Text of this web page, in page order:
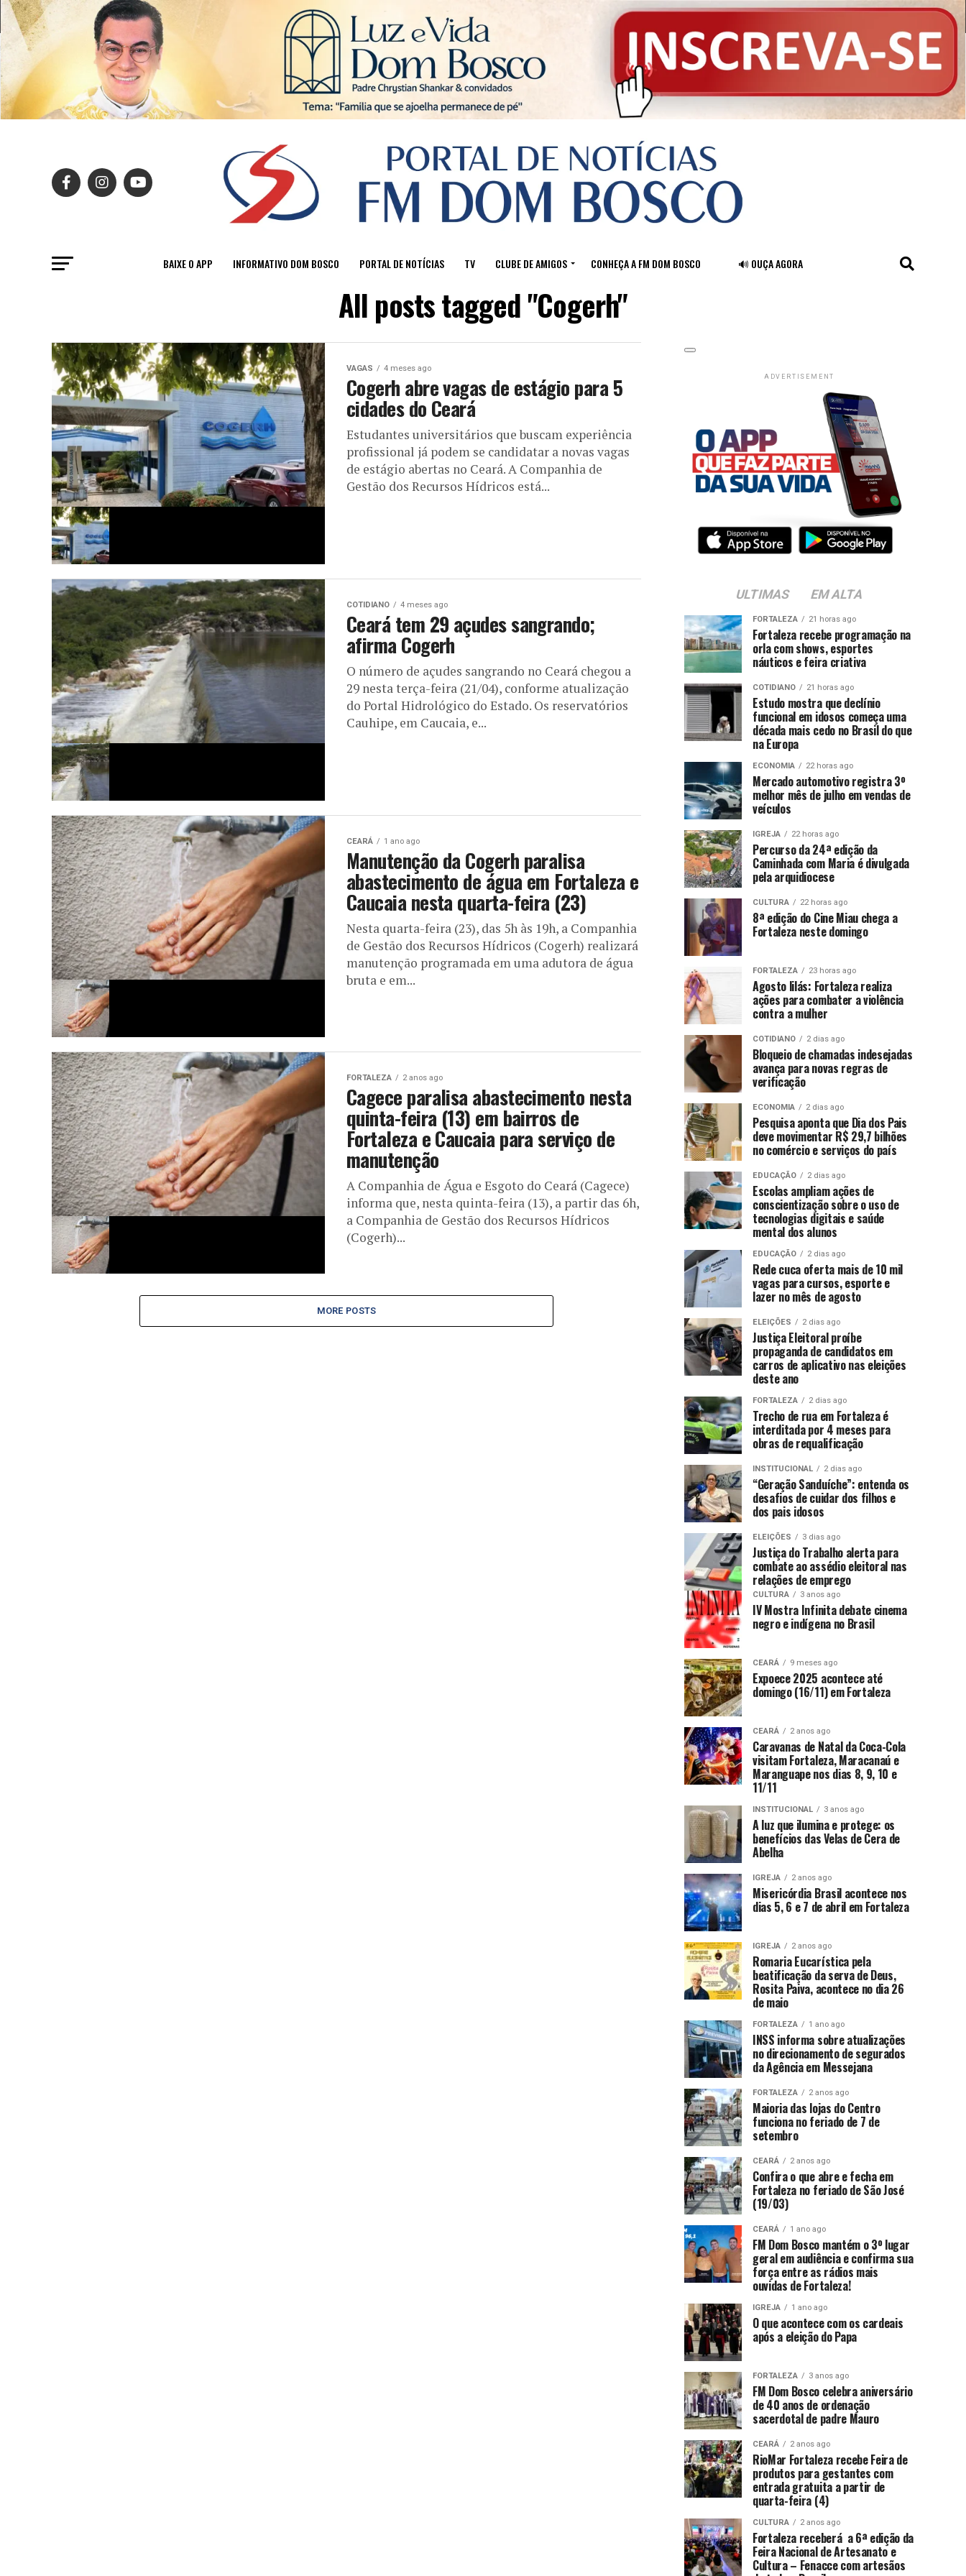
BAIXE O APP INFORMATIVO DOM BOSCO PORTAL DE NOTÍCIAS TV CLUBE DE AMIGOS CONHEÇA A FM DOM BOSCO 🔊 OUÇA AGORA
All posts tagged "Cogerh"
VAGAS 4 meses ago
Cogerh abre vagas de estágio para 5
cidades do Ceará
Estudantes universitários que buscam experiência
profissional já podem se candidatar a novas vagas
de estágio abertas no Ceará. A Companhia de
Gestão dos Recursos Hídricos está...
COTIDIANO 4 meses ago
Ceará tem 29 açudes sangrando;
afirma Cogerh
O número de açudes sangrando no Ceará chegou a
29 nesta terça-feira (21/04), conforme atualização
do Portal Hidrológico do Estado. Os reservatórios
Cauhipe, em Caucaia, e...
CEARÁ 1 ano ago
Manutenção da Cogerh paralisa
abastecimento de água em Fortaleza e
Caucaia nesta quarta-feira (23)
Nesta quarta-feira (23), das 5h às 19h, a Companhia
de Gestão dos Recursos Hídricos (Cogerh) realizará
manutenção programada em uma adutora de água
bruta e em...
FORTALEZA 2 anos ago
Cagece paralisa abastecimento nesta
quinta-feira (13) em bairros de
Fortaleza e Caucaia para serviço de
manutenção
A Companhia de Água e Esgoto do Ceará (Cagece)
informa que, nesta quinta-feira (13), a partir das 6h,
a Companhia de Gestão dos Recursos Hídricos
(Cogerh)...
MORE POSTS
ADVERTISEMENT
ULTIMAS EM ALTA
FORTALEZA 21 horas ago
Fortaleza recebe programação na
orla com shows, esportes
náuticos e feira criativa
COTIDIANO 21 horas ago
Estudo mostra que declínio
funcional em idosos começa uma
década mais cedo no Brasil do que
na Europa
ECONOMIA 22 horas ago
Mercado automotivo registra 3º
melhor mês de julho em vendas de
veículos
IGREJA 22 horas ago
Percurso da 24ª edição da
Caminhada com Maria é divulgada
pela arquidiocese
CULTURA 22 horas ago
8ª edição do Cine Miau chega a
Fortaleza neste domingo
FORTALEZA 23 horas ago
Agosto lilás: Fortaleza realiza
ações para combater a violência
contra a mulher
COTIDIANO 2 dias ago
Bloqueio de chamadas indesejadas
avança para novas regras de
verificação
ECONOMIA 2 dias ago
Pesquisa aponta que Dia dos Pais
deve movimentar R$ 29,7 bilhões
no comércio e serviços do país
EDUCAÇÃO 2 dias ago
Escolas ampliam ações de
conscientização sobre o uso de
tecnologias digitais e saúde
mental dos alunos
EDUCAÇÃO 2 dias ago
Rede cuca oferta mais de 10 mil
vagas para cursos, esporte e
lazer no mês de agosto
ELEIÇÕES 2 dias ago
Justiça Eleitoral proíbe
propaganda de candidatos em
carros de aplicativo nas eleições
deste ano
FORTALEZA 2 dias ago
Trecho de rua em Fortaleza é
interditada por 4 meses para
obras de requalificação
INSTITUCIONAL 2 dias ago
“Geração Sanduíche”: entenda os
desafios de cuidar dos filhos e
dos pais idosos
ELEIÇÕES 3 dias ago
Justiça do Trabalho alerta para
combate ao assédio eleitoral nas
relações de emprego
CULTURA 3 anos ago
IV Mostra Infinita debate cinema
negro e indígena no Brasil
CEARÁ 9 meses ago
Expoece 2025 acontece até
domingo (16/11) em Fortaleza
CEARÁ 2 anos ago
Caravanas de Natal da Coca-Cola
visitam Fortaleza, Maracanaú e
Maranguape nos dias 8, 9, 10 e
11/11
INSTITUCIONAL 3 anos ago
A luz que ilumina e protege: os
benefícios das Velas de Cera de
Abelha
IGREJA 2 anos ago
Misericórdia Brasil acontece nos
dias 5, 6 e 7 de abril em Fortaleza
IGREJA 2 anos ago
Romaria Eucarística pela
beatificação da serva de Deus,
Rosita Paiva, acontece no dia 26
de maio
FORTALEZA 1 ano ago
INSS informa sobre atualizações
no direcionamento de segurados
da Agência em Messejana
FORTALEZA 2 anos ago
Maioria das lojas do Centro
funciona no feriado de 7 de
setembro
CEARÁ 2 anos ago
Confira o que abre e fecha em
Fortaleza no feriado de São José
(19/03)
CEARÁ 1 ano ago
FM Dom Bosco mantém o 3º lugar
geral em audiência e confirma sua
força entre as rádios mais
ouvidas de Fortaleza!
IGREJA 1 ano ago
O que acontece com os cardeais
após a eleição do Papa
FORTALEZA 3 anos ago
FM Dom Bosco celebra aniversário
de 40 anos de ordenação
sacerdotal de padre Mauro
CEARÁ 2 anos ago
RioMar Fortaleza recebe Feira de
produtos para gestantes com
entrada gratuita a partir de
quarta-feira (4)
CULTURA 2 anos ago
Fortaleza receberá a 6ª edição da
Feira Nacional de Artesanato e
Cultura – Fenacce com artesãos
Sair da versão mobile